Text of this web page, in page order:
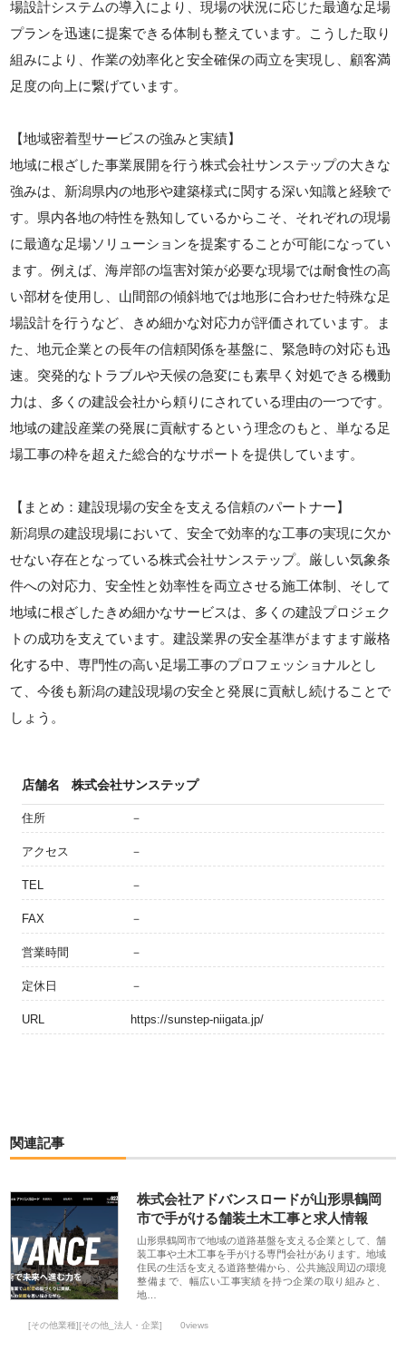
場設計システムの導入により、現場の状況に応じた最適な足場
プランを迅速に提案できる体制も整えています。こうした取り
組みにより、作業の効率化と安全確保の両立を実現し、顧客満
足度の向上に繋げています。
【地域密着型サービスの強みと実績】
地域に根ざした事業展開を行う株式会社サンステップの大きな
強みは、新潟県内の地形や建築様式に関する深い知識と経験で
す。県内各地の特性を熟知しているからこそ、それぞれの現場
に最適な足場ソリューションを提案することが可能になってい
ます。例えば、海岸部の塩害対策が必要な現場では耐食性の高
い部材を使用し、山間部の傾斜地では地形に合わせた特殊な足
場設計を行うなど、きめ細かな対応力が評価されています。ま
た、地元企業との長年の信頼関係を基盤に、緊急時の対応も迅
速。突発的なトラブルや天候の急変にも素早く対処できる機動
力は、多くの建設会社から頼りにされている理由の一つです。
地域の建設産業の発展に貢献するという理念のもと、単なる足
場工事の枠を超えた総合的なサポートを提供しています。
【まとめ：建設現場の安全を支える信頼のパートナー】
新潟県の建設現場において、安全で効率的な工事の実現に欠か
せない存在となっている株式会社サンステップ。厳しい気象条
件への対応力、安全性と効率性を両立させる施工体制、そして
地域に根ざしたきめ細かなサービスは、多くの建設プロジェク
トの成功を支えています。建設業界の安全基準がますます厳格
化する中、専門性の高い足場工事のプロフェッショナルとし
て、今後も新潟の建設現場の安全と発展に貢献し続けることで
しょう。
店舗名 株式会社サンステップ
住所 －
アクセス －
TEL －
FAX －
営業時間 －
定休日 －
URL https://sunstep-niigata.jp/
関連記事
株式会社アドバンスロードが山形県鶴岡
市で手がける舗装土木工事と求人情報
山形県鶴岡市で地域の道路基盤を支える企業として、舗
装工事や土木工事を手がける専門会社があります。地域
住民の生活を支える道路整備から、公共施設周辺の環境
整備まで、幅広い工事実績を持つ企業の取り組みと、
地…
[その他業種][その他_法人・企業] 0views